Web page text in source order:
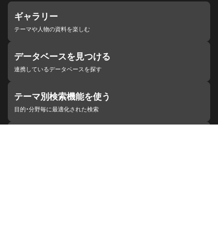
ギャラリー
テーマや人物の資料を楽しむ
データベースを見つける
連携しているデータベースを探す
テーマ別検索機能を使う
目的・分野毎に最適化された検索